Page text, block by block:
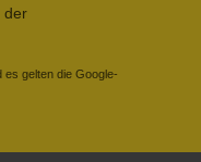
der
gelten die Google-